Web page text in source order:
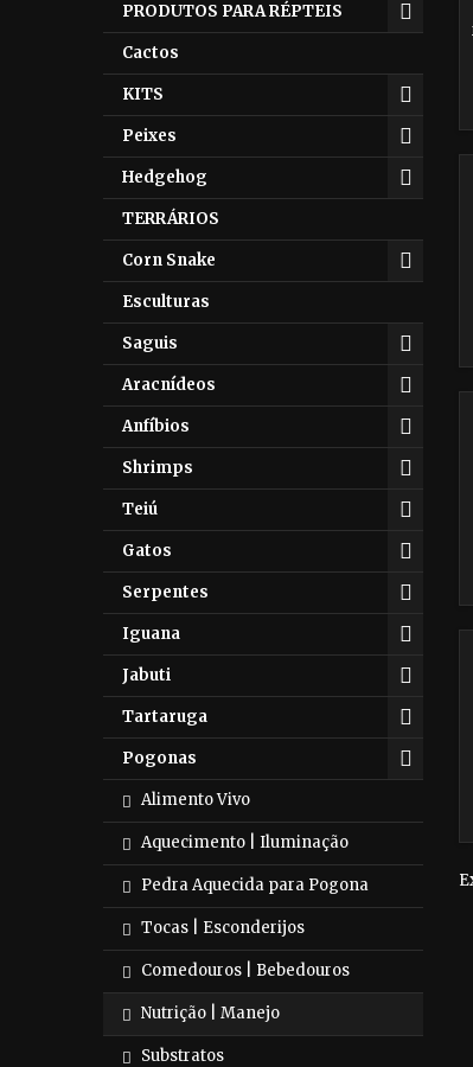
PRODUTOS PARA RÉPTEIS
Cactos
KITS
Peixes
Hedgehog
TERRÁRIOS
Corn Snake
Esculturas
Saguis
Aracnídeos
Anfíbios
Shrimps
Teiú
Gatos
Serpentes
Iguana
Jabuti
Tartaruga
Pogonas
Alimento Vivo
Aquecimento | Iluminação
Pedra Aquecida para Pogona
Tocas | Esconderijos
Comedouros | Bebedouros
Nutrição | Manejo
Substratos